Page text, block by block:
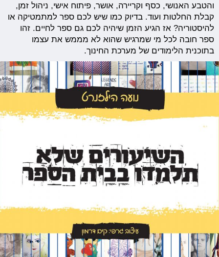
והטבע האנושי, כסף וקריירה, אושר, פיתוח אישי, ניהול זמן,
קבלת החלטות ועוד. בדיוק כמו שיש לכם ספר למתמטיקה או
להיסטוריה? אז הגיע הזמן שיהיה לכם גם ספר לחיים. זהו
ספר חובה לכל מי שמרגיש שהוא לא מממש את עצמו
בתוכנית הלימודים של מערכת החינוך.